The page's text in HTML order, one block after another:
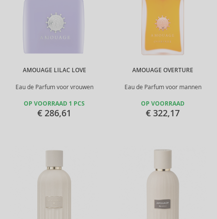
AMOUAGE LILAC LOVE
Eau de Parfum voor vrouwen
OP VOORRAAD 1 PCS
€ 286,61
AMOUAGE OVERTURE
Eau de Parfum voor mannen
OP VOORRAAD
€ 322,17